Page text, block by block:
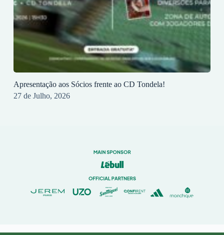
Apresentação aos Sócios frente ao CD Tondela!
27 de Julho, 2026